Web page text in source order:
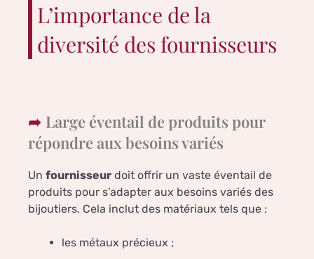
L’importance de la
diversité des fournisseurs
Large éventail de produits pour
répondre aux besoins variés
Un fournisseur doit offrir un vaste éventail de
produits pour s’adapter aux besoins variés des
bijoutiers. Cela inclut des matériaux tels que :
les métaux précieux ;